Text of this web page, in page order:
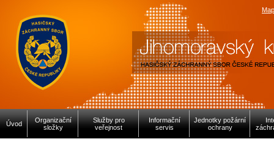
Úvod
Organizační
složky
Služby pro
veřejnost
Informační
servis
Jednotky požární
ochrany